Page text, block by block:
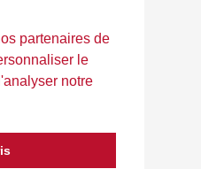
partenaires de
le
notre